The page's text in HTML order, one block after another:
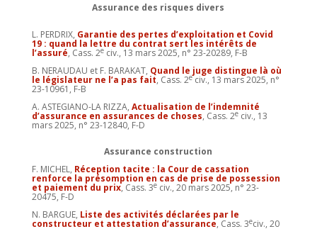
Assurance des risques divers
L. PERDRIX, Garantie des pertes d’exploitation et Covid
19 : quand la lettre du contrat sert les intérêts de
l’assuré, Cass. 2eciv., 13 mars 2025, n° 23-20289, F-B
B. NERAUDAU et F. BARAKAT, Quand le juge distingue là où
le législateur ne l’a pas fait, Cass. 2eciv., 13 mars 2025, n°
23-10961, F-B
A. ASTEGIANO-LA RIZZA, Actualisation de l’indemnité
d’assurance en assurances de choses, Cass. 2eciv., 13
mars 2025, n° 23-12840, F-D
Assurance construction
F. MICHEL, Réception tacite : la Cour de cassation
renforce la présomption en cas de prise de possession
et paiement du prix, Cass. 3eciv., 20 mars 2025, n° 23-
20475, F-D
N. BARGUE, Liste des activités déclarées par le
constructeur et attestation d’assurance, Cass. 3eciv., 20